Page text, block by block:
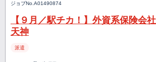
ジョブNo.A01490874
【９月／駅チカ！】外資系保険会
天神
派遣